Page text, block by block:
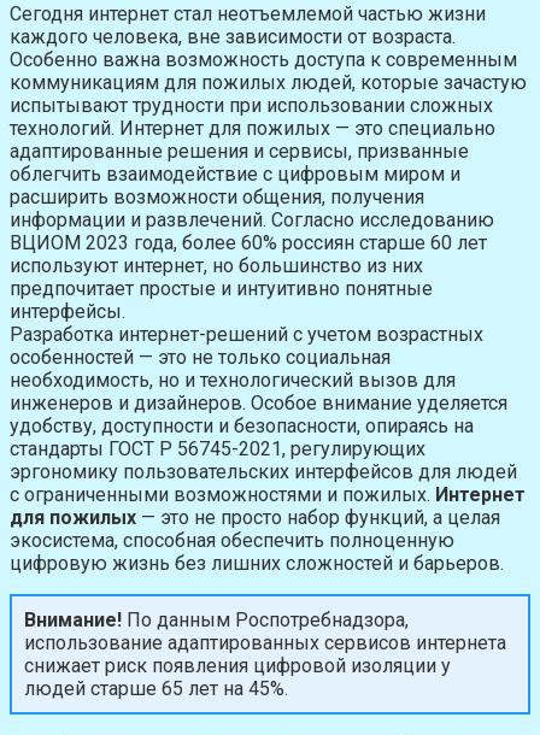
Сегодня интернет стал неотъемлемой частью жизни
каждого человека, вне зависимости от возраста.
Особенно важна возможность доступа к современным
коммуникациям для пожилых людей, которые зачастую
испытывают трудности при использовании сложных
технологий. Интернет для пожилых — это специально
адаптированные решения и сервисы, призванные
облегчить взаимодействие с цифровым миром и
расширить возможности общения, получения
информации и развлечений. Согласно исследованию
ВЦИОМ 2023 года, более 60% россиян старше 60 лет
используют интернет, но большинство из них
предпочитает простые и интуитивно понятные
интерфейсы.
Разработка интернет-решений с учетом возрастных
особенностей — это не только социальная
необходимость, но и технологический вызов для
инженеров и дизайнеров. Особое внимание уделяется
удобству, доступности и безопасности, опираясь на
стандарты ГОСТ Р 56745-2021, регулирующих
эргономику пользовательских интерфейсов для людей
с ограниченными возможностями и пожилых. Интернет
для пожилых — это не просто набор функций, а целая
экосистема, способная обеспечить полноценную
цифровую жизнь без лишних сложностей и барьеров.
Внимание! По данным Роспотребнадзора,
использование адаптированных сервисов интернета
снижает риск появления цифровой изоляции у
людей старше 65 лет на 45%.